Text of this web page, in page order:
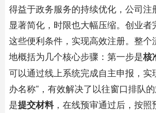
得益于政务服务的持续优化，公司注
显著简化，时限也大幅压缩。创业者
这些便利条件，实现高效注册。整个
地概括为几个核心步骤：第一步是核
可以通过线上系统完成自主申报，实
办名称”，有效解决了以往窗口排队
是提交材料，在线预审通过后，按照